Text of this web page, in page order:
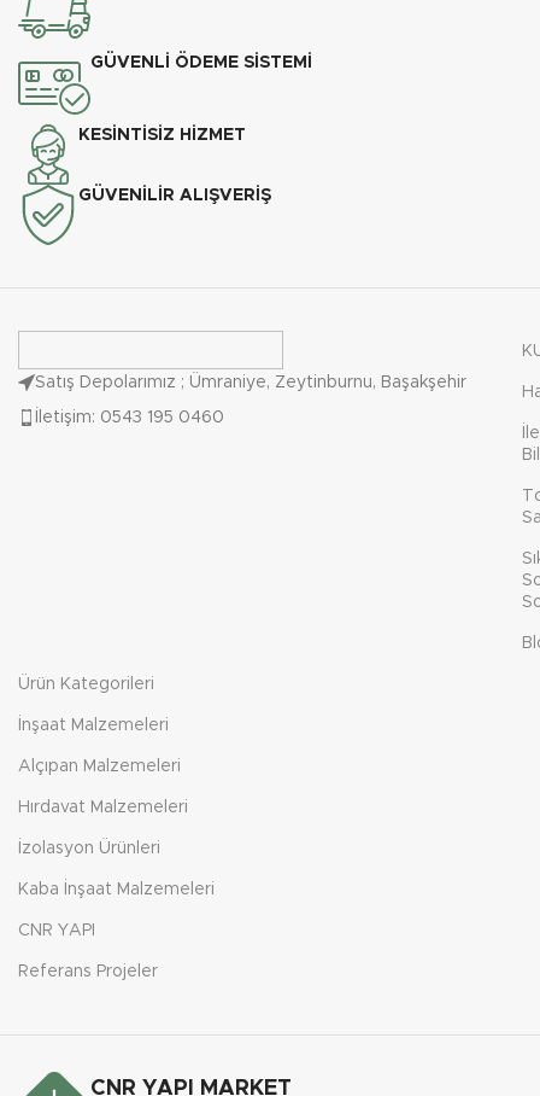
GÜVENLİ ÖDEME SİSTEMİ
KESİNTİSİZ HİZMET
GÜVENİLİR ALIŞVERİŞ
Satış Depolarımız ; Ümraniye, Zeytinburnu, Başakşehir
İletişim: 0543 195 0460
Ürün Kategorileri
İnşaat Malzemeleri
Alçıpan Malzemeleri
Hırdavat Malzemeleri
İzolasyon Ürünleri
Kaba İnşaat Malzemeleri
CNR YAPI
Referans Projeler
CNR YAPI MARKET